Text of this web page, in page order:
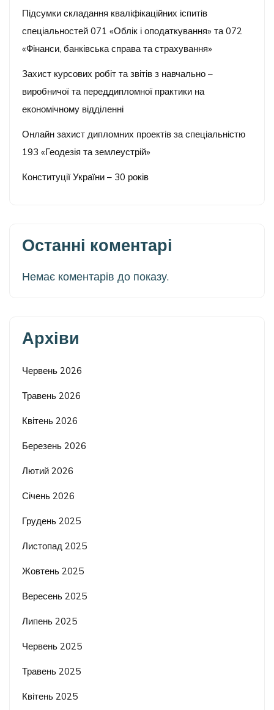
Підсумки складання кваліфікаційних іспитів
спеціальностей 071 «Облік і оподаткування» та 072
«Фінанси, банківська справа та страхування»
Захист курсових робіт та звітів з навчально –
виробничої та переддипломної практики на
економічному відділенні
Онлайн захист дипломних проектів за спеціальністю
193 «Геодезія та землеустрій»
Конституції України – 30 років
Останні коментарі
Немає коментарів до показу.
Архіви
Червень 2026
Травень 2026
Квітень 2026
Березень 2026
Лютий 2026
Січень 2026
Грудень 2025
Листопад 2025
Жовтень 2025
Вересень 2025
Липень 2025
Червень 2025
Травень 2025
Квітень 2025